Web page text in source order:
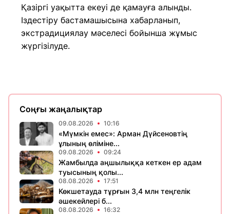
Қазіргі уақытта екеуі де қамауға алынды.
Іздестіру бастамашысына хабарланып,
экстрадициялау мәселесі бойынша жұмыс
жүргізілуде.
Соңғы жаңалықтар
09.08.2026 10:16
«Мүмкін емес»: Арман Дүйсеновтің
ұлының өліміне...
09.08.2026 09:24
Жамбылда аңшылыққа кеткен ер адам
туысының қолы...
08.08.2026 17:51
Көкшетауда тұрғын 3,4 млн теңгелік
әшекейлері б...
08.08.2026 16:32